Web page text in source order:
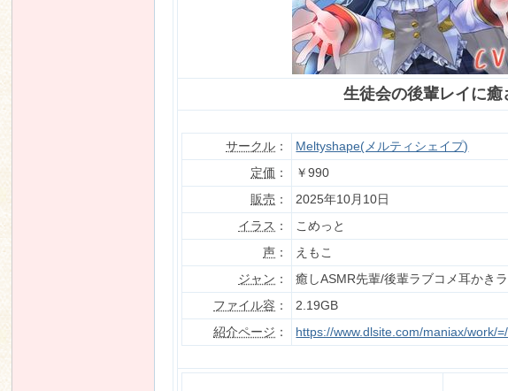
生徒会の後輩レイに癒
サークル ：
Meltyshape(メルティシェイプ)
定価 ：
￥990
販売 ：
2025年10月10日
イラス ：
こめっと
声 ：
えもこ
ジャン ：
癒しASMR先輩/後輩ラブコメ耳かき
ファイル容 ：
2.19GB
紹介ページ ： https://www.dlsite.com/maniax/work/